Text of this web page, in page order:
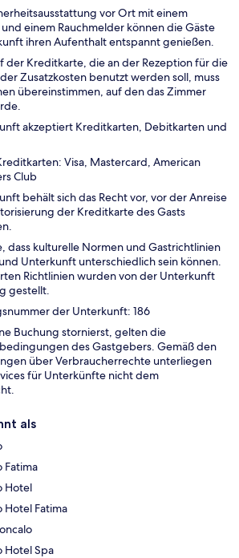
vor Ort mit einem
einem Rauchmelder können die Gäste
ihren Aufenthalt entspannt genießen.
der Kreditkarte, die an der Rezeption für die
Zusatzkosten benutzt werden soll, muss
übereinstimmen, auf den das Zimmer
akzeptiert Kreditkarten, Debitkarten und
Visa, Mastercard, American
Club
behält sich das Recht vor, vor der Anreise
der Kreditkarte des Gasts
dass kulturelle Normen und Gastrichtlinien
Unterkunft unterschiedlich sein können.
Richtlinien wurden von der Unterkunft
gestellt.
der Unterkunft: 186
Buchung stornierst, gelten die
des Gastgebers. Gemäß den
über Verbraucherrechte unterliegen
für Unterkünfte nicht dem
als
Fatima
Hotel
Hotel Fatima
Hotel Spa